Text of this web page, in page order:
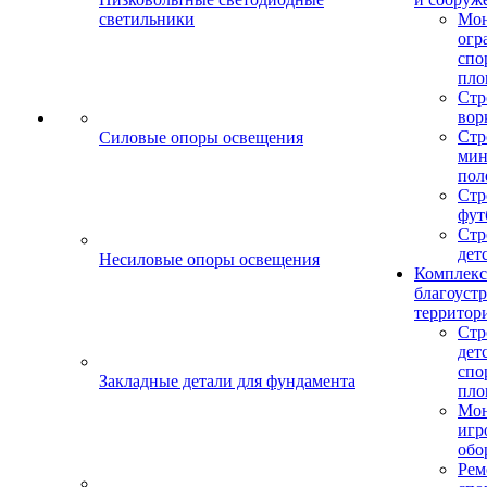
светильники
Силовые опоры освещения
Несиловые опоры освещения
Закладные детали для фундамента